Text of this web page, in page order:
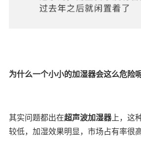
为什么一个小小的加湿器会这么危险
其实问题都出在超声波加湿器上，这
较低，加湿效果明显，市场占有率很高